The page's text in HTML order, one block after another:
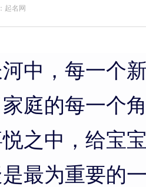
起名网
中，每一个
庭的每一个
之中，给宝
最为重要的